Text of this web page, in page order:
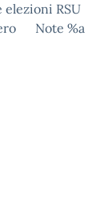
RSU
Note %a